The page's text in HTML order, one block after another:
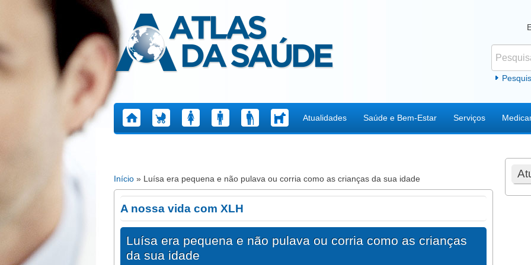
Atlas da Saúde
Atualidades Saúde e Bem-Estar Serviços
Está aqui
Início » Luísa era pequena e não pulava ou corria como as crianças da sua idade
A nossa vida com XLH
Luísa era pequena e não pulava ou corria como as crianças
da sua idade